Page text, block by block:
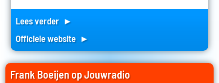
Lees verder ►
Officiele website ►
Frank Boeijen op Jouwradio